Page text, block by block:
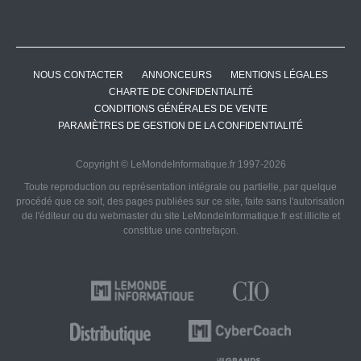
NOUS CONTACTER ANNONCEURS
MENTIONS LÉGALES
CHARTE DE CONFIDENTIALITÉ
CONDITIONS GÉNÉRALES DE VENTE
PARAMÈTRES DE GESTION DE LA CONFIDENTIALITÉ
Copyright © LeMondeInformatique.fr 1997-2026
Toute reproduction ou représentation intégrale ou partielle, par quelque
procédé que ce soit, des pages publiées sur ce site, faite sans l'autorisation
de l'éditeur ou du webmaster du site LeMondeInformatique.fr est illicite et
constitue une contrefaçon.